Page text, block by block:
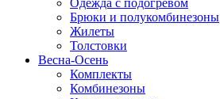
Одежда с подогревом
Брюки и полукомбинезоны
Жилеты
Толстовки
Весна-Осень
Комплекты
Комбинезоны